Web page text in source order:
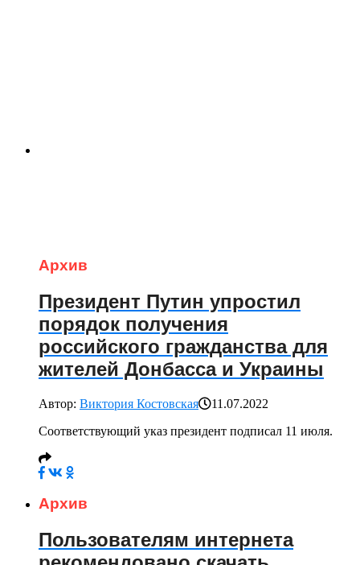
Архив
Президент Путин упростил
порядок получения
российского гражданства для
жителей Донбасса и Украины
Автор: Виктория Костовская
11.07.2022
Соответствующий указ президент подписал 11 июля.
Архив
Пользователям интернета